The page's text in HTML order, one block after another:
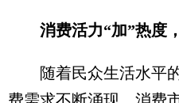
消费活力“加”热度，
随着民众生活水平的